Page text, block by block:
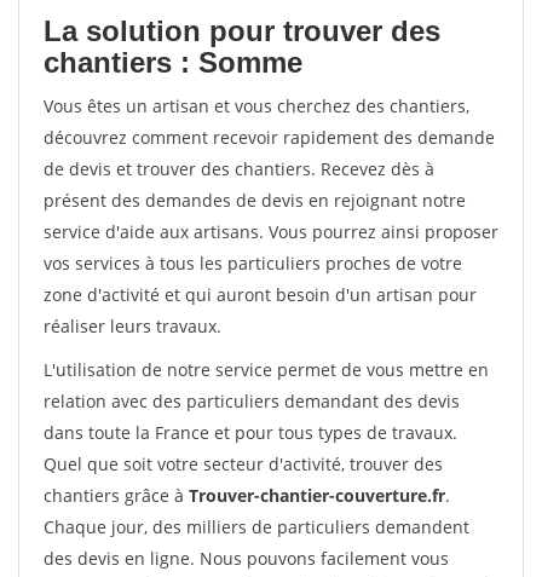
La solution pour trouver des
chantiers : Somme
Vous êtes un artisan et vous cherchez des chantiers,
découvrez comment recevoir rapidement des demande
de devis et trouver des chantiers. Recevez dès à
présent des demandes de devis en rejoignant notre
service d'aide aux artisans. Vous pourrez ainsi proposer
vos services à tous les particuliers proches de votre
zone d'activité et qui auront besoin d'un artisan pour
réaliser leurs travaux.
L'utilisation de notre service permet de vous mettre en
relation avec des particuliers demandant des devis
dans toute la France et pour tous types de travaux.
Quel que soit votre secteur d'activité, trouver des
chantiers grâce à Trouver-chantier-couverture.fr.
Chaque jour, des milliers de particuliers demandent
des devis en ligne. Nous pouvons facilement vous